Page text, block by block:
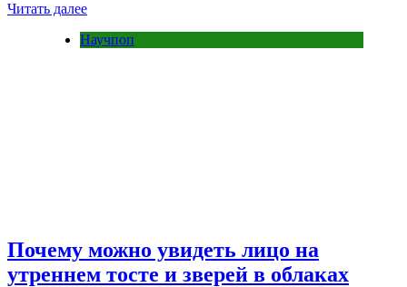
Читать далее
Научпоп
Почему можно увидеть лицо на
утреннем тосте и зверей в облаках